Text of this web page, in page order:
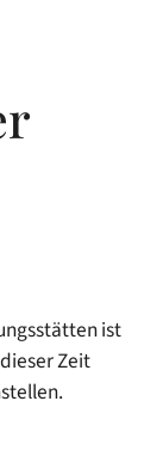
ist
Zeit